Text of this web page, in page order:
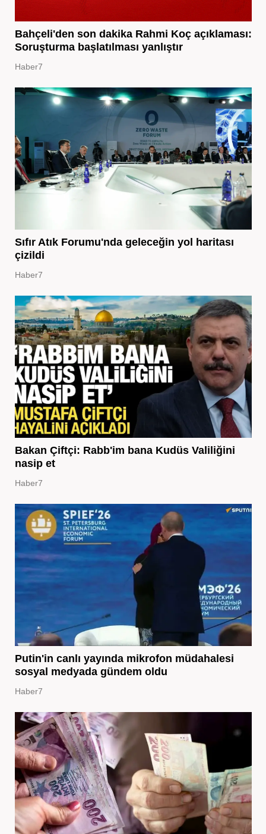
Bahçeli'den son dakika Rahmi Koç açıklaması:
Soruşturma başlatılması yanlıştır
Haber7
Sıfır Atık Forumu'nda geleceğin yol haritası
çizildi
Haber7
Bakan Çiftçi: Rabb'im bana Kudüs Valiliğini
nasip et
Haber7
Putin'in canlı yayında mikrofon müdahalesi
sosyal medyada gündem oldu
Haber7